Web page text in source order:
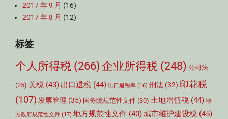
2017 年 9 月 (16)
2017 年 8 月 (12)
标签
个人所得税 (266) 企业所得税 (248) 公司法
(25) 关税 (43) 出口退税 (44) 出口退税率 (16) 刑法 (32) 印花税
(107) 发票管理 (35) 国务院规范性文件 (30) 土地增值税 (44) 地
方政府规范性文件 (17) 地方规范性文件 (40)城市维护建设税 (45)